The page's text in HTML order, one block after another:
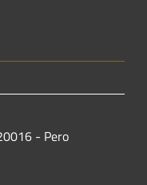
- Pero